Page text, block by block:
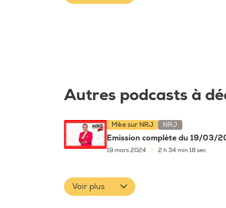
Autres podcasts à
Mike sur NRJ NRJ
Emission complète du 19/03/
19 mars 2024 2 h 34 min 18 sec
Voir plus